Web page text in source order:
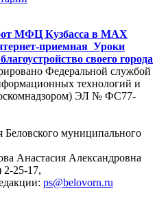
МФЦ Кузбасса в MAX
приемная Уроки
своего города
Федеральной службой
технологий и
ЭЛ № ФС77-
Беловского муниципального
Анастасия Александровна
2-25-17,
ps@belovorn.ru